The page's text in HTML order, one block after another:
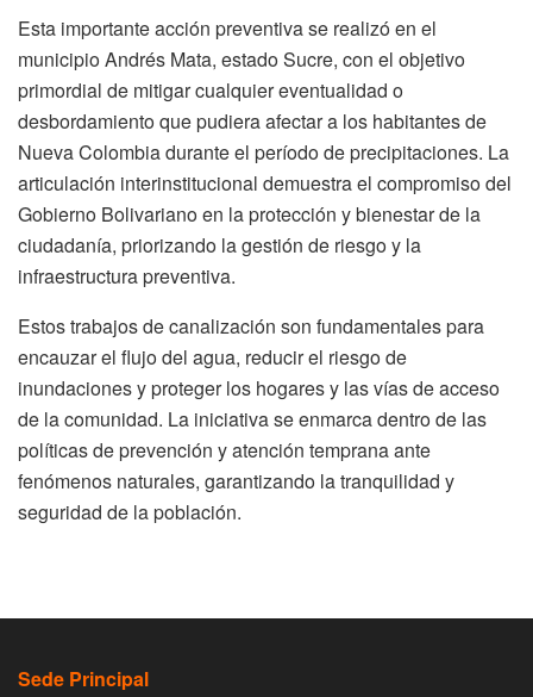
Esta importante acción preventiva se realizó en el
municipio Andrés Mata, estado Sucre, con el objetivo
primordial de mitigar cualquier eventualidad o
desbordamiento que pudiera afectar a los habitantes de
Nueva Colombia durante el período de precipitaciones. La
articulación interinstitucional demuestra el compromiso del
Gobierno Bolivariano en la protección y bienestar de la
ciudadanía, priorizando la gestión de riesgo y la
infraestructura preventiva.
Estos trabajos de canalización son fundamentales para
encauzar el flujo del agua, reducir el riesgo de
inundaciones y proteger los hogares y las vías de acceso
de la comunidad. La iniciativa se enmarca dentro de las
políticas de prevención y atención temprana ante
fenómenos naturales, garantizando la tranquilidad y
seguridad de la población.
Sede Principal